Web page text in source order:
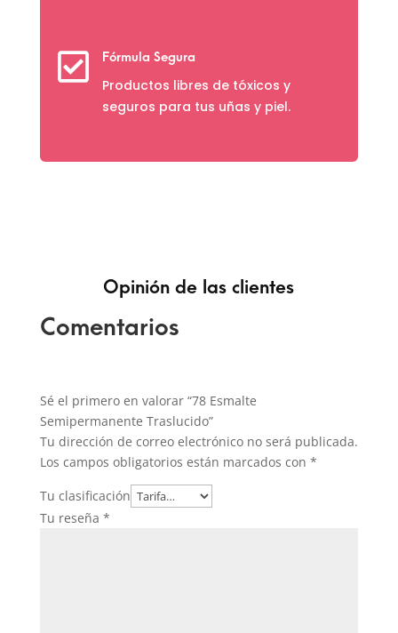
 Fórmula Segura
Productos libres de tóxicos y
seguros para tus uñas y piel.
Opinión de las clientes
Comentarios
Sé el primero en valorar “78 Esmalte
Semipermanente Traslucido”
Tu dirección de correo electrónico no será publicada.
Los campos obligatorios están marcados con *
Tu clasificación
Tu reseña *